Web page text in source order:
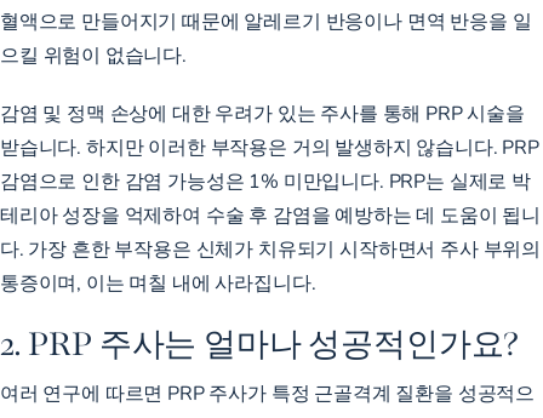
혈액으로 만들어지기 때문에 알레르기 반응이나 면역 반응을 일
으킬 위험이 없습니다.
감염 및 정맥 손상에 대한 우려가 있는 주사를 통해 PRP 시술을
받습니다. 하지만 이러한 부작용은 거의 발생하지 않습니다. PRP
감염으로 인한 감염 가능성은 1% 미만입니다. PRP는 실제로 박
테리아 성장을 억제하여 수술 후 감염을 예방하는 데 도움이 됩니
다. 가장 흔한 부작용은 신체가 치유되기 시작하면서 주사 부위의
통증이며, 이는 며칠 내에 사라집니다.
2. PRP 주사는 얼마나 성공적인가요?
여러 연구에 따르면 PRP 주사가 특정 근골격계 질환을 성공적으